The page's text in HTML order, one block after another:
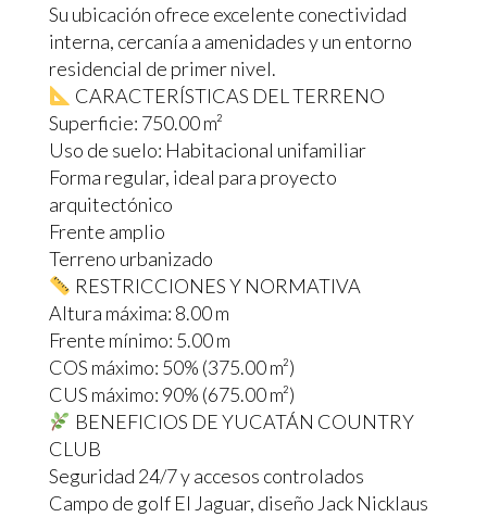
Su ubicación ofrece excelente conectividad
interna, cercanía a amenidades y un entorno
residencial de primer nivel.
CARACTERÍSTICAS DEL TERRENO
Superficie: 750.00 m²
Uso de suelo: Habitacional unifamiliar
Forma regular, ideal para proyecto
arquitectónico
Frente amplio
Terreno urbanizado
RESTRICCIONES Y NORMATIVA
Altura máxima: 8.00 m
Frente mínimo: 5.00 m
COS máximo: 50% (375.00 m²)
CUS máximo: 90% (675.00 m²)
BENEFICIOS DE YUCATÁN COUNTRY
CLUB
Seguridad 24/7 y accesos controlados
Campo de golf El Jaguar, diseño Jack Nicklaus